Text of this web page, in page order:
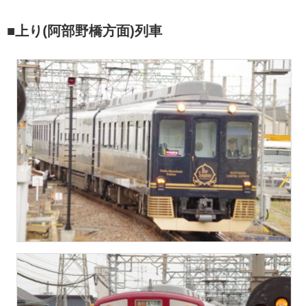
■上り(阿部野橋方面)列車